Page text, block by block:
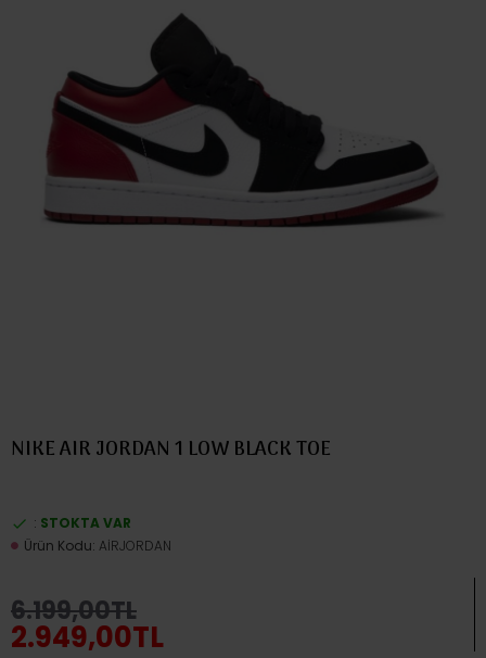
NIKE AIR JORDAN 1 LOW BLACK TOE
2.949,00TL
6.199,00TL
: STOKTA VAR
Ürün Kodu: AİRJORDAN